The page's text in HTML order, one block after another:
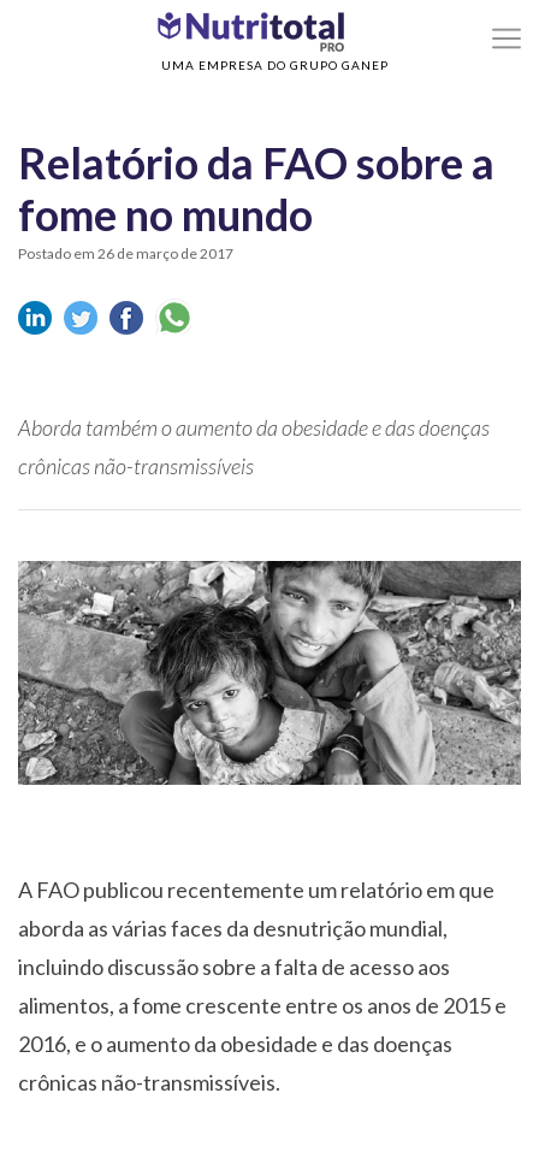
UMA EMPRESA DO GRUPO GANEP
Relatório da FAO sobre a fome no mundo
Relatório da FAO sobre a
fome no mundo
Postado em 26 de março de 2017
Aborda também o aumento da obesidade e das doenças
crônicas não-transmissíveis
A FAO publicou recentemente um relatório em que
aborda as várias faces da desnutrição mundial,
incluindo discussão sobre a falta de acesso aos
alimentos, a fome crescente entre os anos de 2015 e
2016, e o aumento da obesidade e das doenças
crônicas não-transmissíveis.